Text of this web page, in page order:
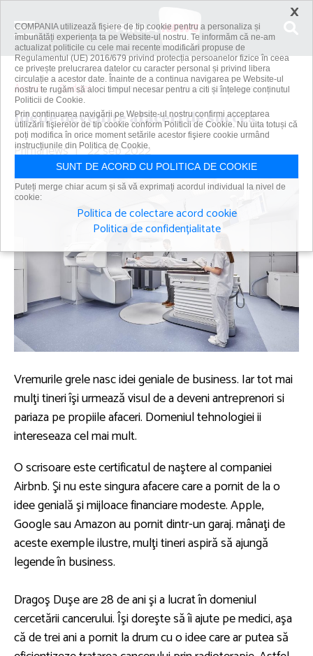
Acasă Gadget Ideile devenite afaceri de succes
Ideile devenite afaceri de succes
Primanews | 22 sep 2022
Vremurile grele nasc idei geniale de business. Iar tot mai
mulţi tineri îşi urmează visul de a deveni antreprenori si
pariaza pe propiile afaceri. Domeniul tehnologiei ii
intereseaza cel mai mult.
O scrisoare este certificatul de naştere al companiei
Airbnb. Şi nu este singura afacere care a pornit de la o
idee genială şi mijloace financiare modeste. Apple,
Google sau Amazon au pornit dintr-un garaj. mânaţi de
aceste exemple ilustre, mulţi tineri aspiră să ajungă
legende în business.
Dragoş Duşe are 28 de ani şi a lucrat în domeniul
cercetării cancerului. Îşi doreşte să îi ajute pe medici, aşa
că de trei ani a pornit la drum cu o idee care ar putea să
×
COMPANIA utilizează fişiere de tip cookie pentru a personaliza și
îmbunătăți experiența ta pe Website-ul nostru. Te informăm că ne-am
actualizat politicile cu cele mai recente modificări propuse de
Regulamentul (UE) 2016/679 privind protecția persoanelor fizice în ceea
ce privește prelucrarea datelor cu caracter personal și privind libera
circulație a acestor date. Înainte de a continua navigarea pe Website-ul
nostru te rugăm să aloci timpul necesar pentru a citi și înțelege conținutul
Politicii de Cookie.
Prin continuarea navigării pe Website-ul nostru confirmi acceptarea
utilizării fişierelor de tip cookie conform Politicii de Cookie. Nu uita totuși că
poți modifica în orice moment setările acestor fişiere cookie urmând
instrucțiunile din Politica de Cookie.
SUNT DE ACORD CU POLITICA DE COOKIE
Puteți merge chiar acum și să vă exprimați acordul individual la nivel de
cookie:
Politica de colectare acord cookie
Politica de confidențialitate